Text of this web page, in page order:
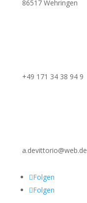
86517 Wehringen
+49 171 34 38 94 9
a.devittorio@web.de
Folgen
Folgen